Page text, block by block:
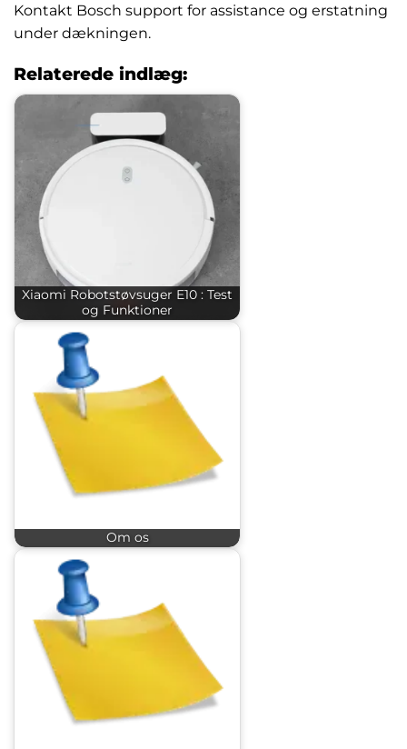
Kontakt Bosch support for assistance og erstatning
under dækningen.
Relaterede indlæg:
Xiaomi Robotstøvsuger E10 : Test
og Funktioner
Om os